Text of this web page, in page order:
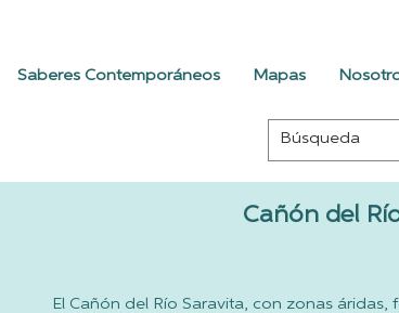
Saberes Contemporáneos Mapas
Cañón del
El Cañón del Río Saravita, con zonas